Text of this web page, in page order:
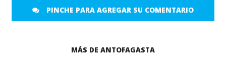
PINCHE PARA AGREGAR SU COMENTARIO
MÁS DE ANTOFAGASTA